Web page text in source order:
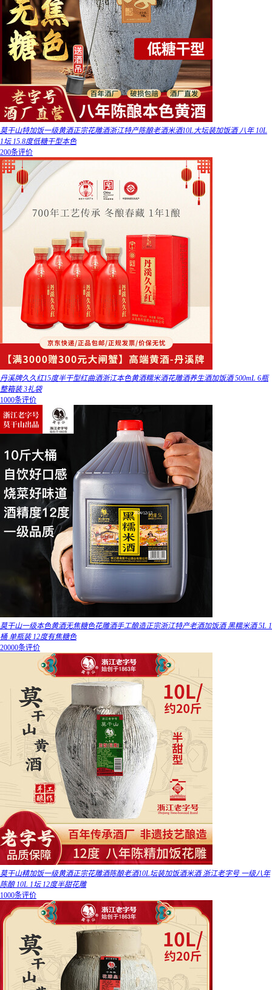
莫干山特加饭一级黄酒正宗花雕酒浙江特产陈酿老酒米酒10L大坛装加饭酒 八年 10L
1坛 15.8度低糖干型本色
200条评价
丹溪牌久久红15度半干型红曲酒浙江本色黄酒糯米酒花雕酒养生酒加饭酒 500mL 6瓶
整箱装 3礼袋
1000条评价
莫干山一级本色黄酒无焦糖色花雕酒手工酿造正宗浙江特产老酒加饭酒 黑糯米酒 5L 1
桶 单瓶装 12度有焦糖色
20000条评价
莫干山精加饭一级黄酒正宗花雕酒陈酿老酒10L坛装加饭酒米酒 浙江老字号 一级八年
陈酿 10L 1坛 12度半甜花雕
1000条评价